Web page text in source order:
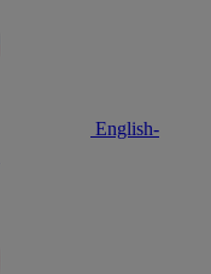
English-